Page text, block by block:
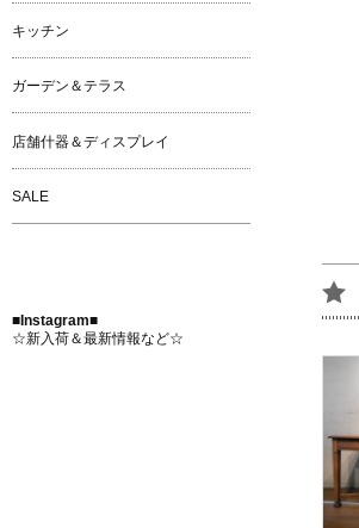
キッチン
ガーデン＆テラス
店舗什器＆ディスプレイ
SALE
■Instagram■
☆新入荷＆最新情報など☆